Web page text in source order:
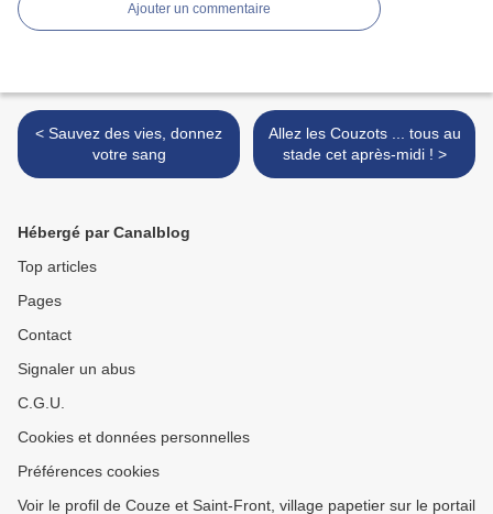
Ajouter un commentaire
< Sauvez des vies, donnez
votre sang
Allez les Couzots ... tous au
stade cet après-midi ! >
Hébergé par Canalblog
Top articles
Pages
Contact
Signaler un abus
C.G.U.
Cookies et données personnelles
Préférences cookies
Voir le profil de Couze et Saint-Front, village papetier sur le portail